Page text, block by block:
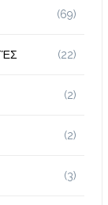
(69)
(22)
(2)
(2)
(3)